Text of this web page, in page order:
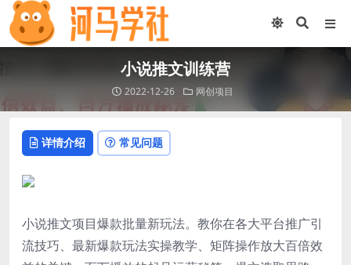
小说推文训练营
2022-12-26 网创项目
详情介绍 常见问题
小说推文项目爆款批量新玩法。教你在各大平台推广引
流技巧、最新爆款玩法实操教学、矩阵操作放大百倍效